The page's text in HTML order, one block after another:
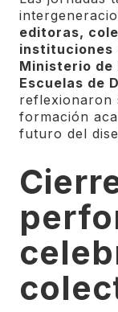
editoras,
instituciones
Ministerio de
Escuelas de
reflexionaron
formación
futuro del